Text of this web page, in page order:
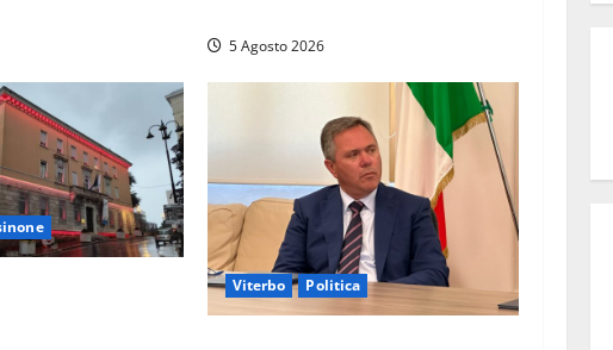
5 Agosto 2026
Viterbo Politica